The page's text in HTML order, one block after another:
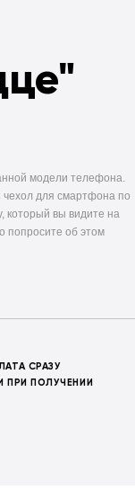
модели телефона.
чехол для смартфона по
который вы видите на
попросите об этом
СРАЗУ
ПРИ ПОЛУЧЕНИИ